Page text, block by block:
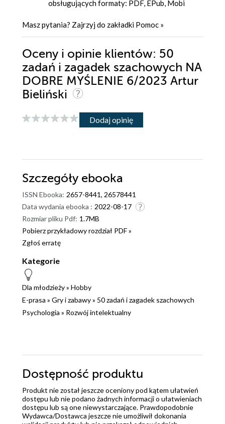
obsługujących formaty: PDF, EPub, Mobi
Masz pytania? Zajrzyj do zakładki Pomoc »
Oceny i opinie klientów: 50
zadań i zagadek szachowych NA
DOBRE MYŚLENIE 6/2023 Artur
Bieliński
Dodaj opinię
Szczegóły ebooka
ISSN Ebooka: 2657-8441, 26578441
Data wydania ebooka : 2022-08-17
Rozmiar pliku Pdf: 1.7MB
Pobierz przykładowy rozdział PDF »
Zgłoś erratę
Kategorie
Dla młodzieży» Hobby
E-prasa » Gry i zabawy» 50 zadań i zagadek szachowych
Psychologia » Rozwój intelektualny
Dostępność produktu
Produkt nie został jeszcze oceniony pod kątem ułatwień
dostępu lub nie podano żadnych informacji o ułatwieniach
dostępu lub są one niewystarczające. Prawdopodobnie
Wydawca/Dostawca jeszcze nie umożliwił dokonania